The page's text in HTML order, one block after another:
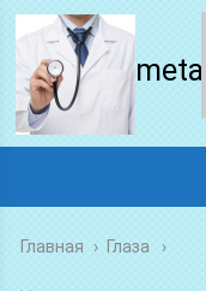
Главная › Глаза